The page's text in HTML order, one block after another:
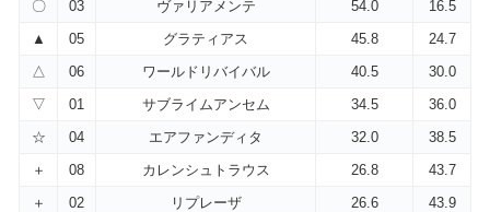
〇
03 ヴァリアメンテ 54.0
16.5
▲
05 グラティアス 45.8
24.7
△
06 ワールドリバイバル 40.5
30.0
▽
01 サブライムアンセム 34.5
36.0
☆
04 エアファンディタ 32.0
38.5
＋
08 カレンシュトラウス 26.8
43.7
＋
02 リプレーザ 26.6
43.9